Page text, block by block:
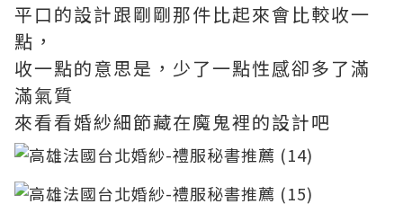
平口的設計跟剛剛那件比起來會比較收一
點，
收一點的意思是，少了一點性感卻多了滿
滿氣質
來看看婚紗細節藏在魔鬼裡的設計吧